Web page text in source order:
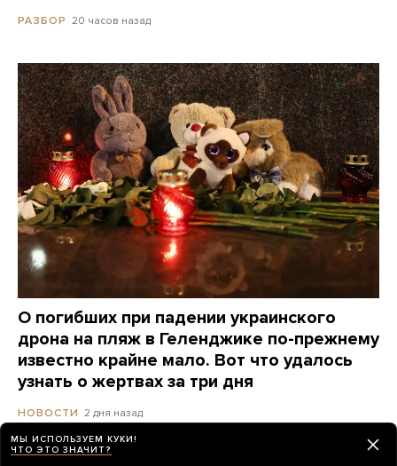
РАЗБОР 20 часов назад
О погибших при падении украинского
дрона на пляж в Геленджике по-прежнему
известно крайне мало. Вот что удалось
узнать о жертвах за три дня
НОВОСТИ 2 дня назад
МЫ ИСПОЛЬЗУЕМ КУКИ!
ЧТО ЭТО ЗНАЧИТ?